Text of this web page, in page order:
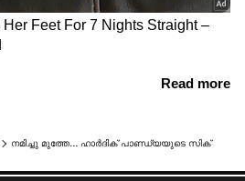
നമിച്ചു മുത്തേ... ഹാര്‍ദിക് പാണ്ഡ്യയുടെ സിക്‌സര്‍ ഫിനിഷിംഗിന് ഡികെയുടെ വീരവണക്കം- വൈറല്‍ വീഡിയോ